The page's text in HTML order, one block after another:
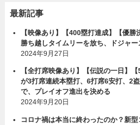
最新記事
【映像あり】【400塁打達成】【優勝
勝ち越しタイムリーを放ち、ドジャ
2024年9月27日
【全打席映像あり】【伝説の一日】
が3打席連続本塁打、6打席6安打、2
で、プレイオフ進出を決める
2024年9月20日
コロナ禍は本当に終わったのか？新